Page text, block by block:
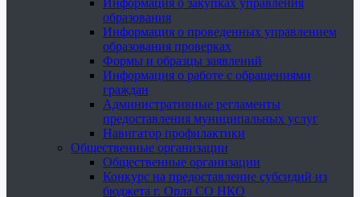
Информация о закупках управления
образования
Информация о проведенных управлением
образования проверках
Формы и образцы заявлений
Информация о работе с обращениями
граждан
Административные регламенты
предоставления муниципальных услуг
Навигатор профилактики
Общественные организации
Общественные организации
Конкурс на предоставление субсидий из
бюджета г. Орла СО НКО